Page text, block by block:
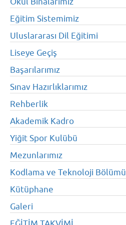
Eğitim Sistemimiz
Uluslararası Dil Eğitimi
Liseye Geçiş
Başarılarımız
Sınav Hazırlıklarımız
Rehberlik
Akademik Kadro
Yiğit Spor Kulübü
Mezunlarımız
Kodlama ve Teknoloji Bölümü
Kütüphane
Galeri